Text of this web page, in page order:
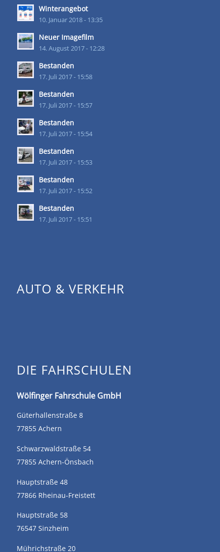
Winterangebot
10. Januar 2018 - 13:35
Neuer Imagefilm
14. August 2017 - 12:28
Bestanden
17. Juli 2017 - 15:58
Bestanden
17. Juli 2017 - 15:57
Bestanden
17. Juli 2017 - 15:54
Bestanden
17. Juli 2017 - 15:53
Bestanden
17. Juli 2017 - 15:52
Bestanden
17. Juli 2017 - 15:51
AUTO & VERKEHR
DIE FAHRSCHULEN
Wölfinger Fahrschule GmbH
Güterhallenstraße 8
77855 Achern
Schwarzwaldstraße 54
77855 Achern-Önsbach
Hauptstraße 48
77866 Rheinau-Freistett
Hauptstraße 58
76547 Sinzheim
Mührichstraße 20